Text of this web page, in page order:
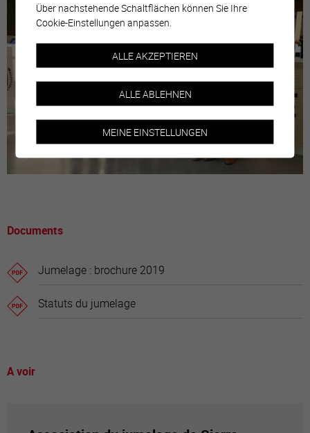
Documents
Jumelage : brochure 2019
Statuts du jumelage
A voir
Über nachstehende Schaltflächen können Sie Ihre
Cookie-Einstellungen anpassen.
ALLE AKZEPTIEREN
ALLE ABLEHNEN
MEINE EINSTELLUNGEN